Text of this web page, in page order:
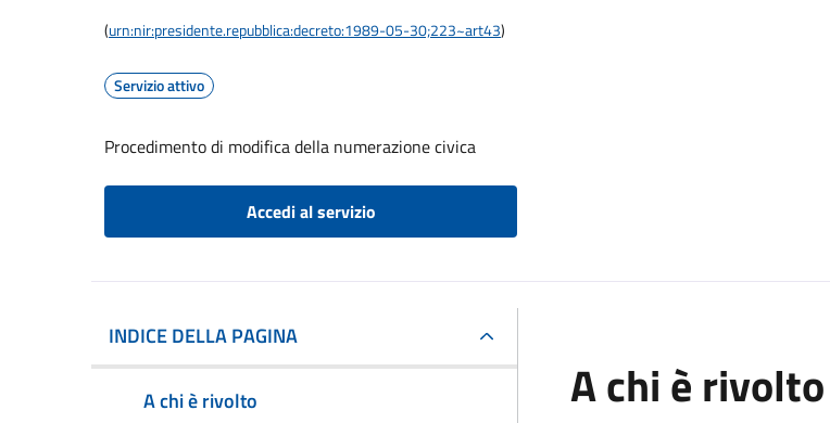
(urn:nir:presidente.repubblica:decreto:1989-05-30;223~art43)
Servizio attivo
Procedimento di modifica della numerazione civica
Accedi al servizio
INDICE DELLA PAGINA
A chi è rivolto
A chi è rivolto